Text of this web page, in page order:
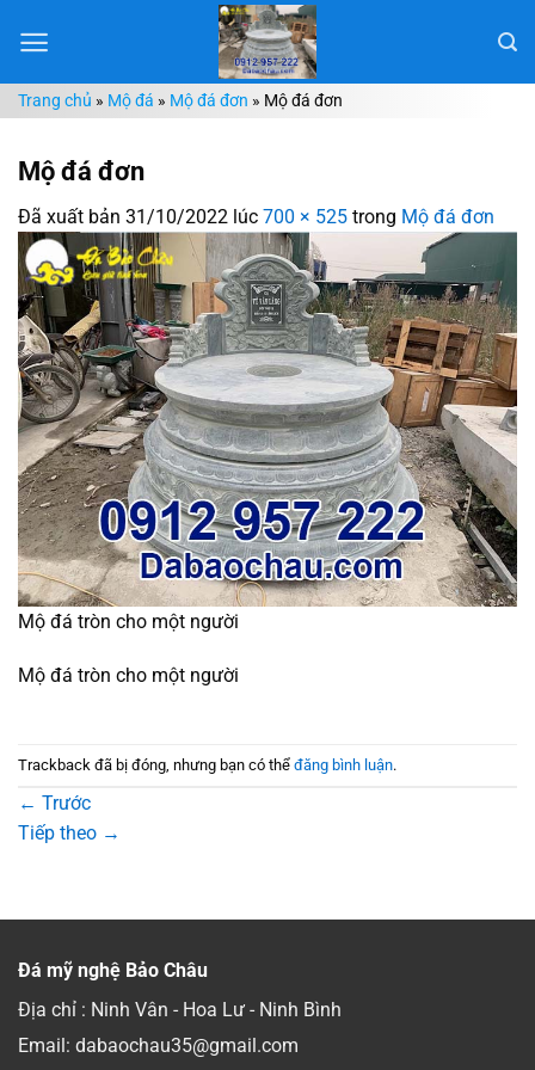
đến
dungTrang chủ » Mộ đá » Mộ đá đơn » Mộ đá đơn
Mộ đá đơn
Đã xuất bản 31/10/2022 lúc 700 × 525 trong Mộ đá đơn
Mộ đá tròn cho một người
Mộ đá tròn cho một người
Trackback đã bị đóng, nhưng bạn có thể đăng bình luận.
← Trước
Tiếp theo →
Đá mỹ nghệ Bảo Châu
Địa chỉ : Ninh Vân - Hoa Lư - Ninh Bình
Email: dabaochau35@gmail.com